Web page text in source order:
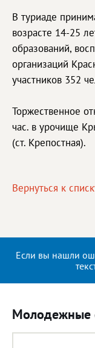
В туриаде
возрасте 14-25
образований,
организаций
участников 352
Торжественное
час. в урочище
(ст. Крепостная).
Вернуться к
Если вы нашли
Молодежные